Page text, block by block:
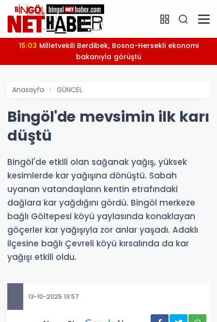
15:03
bakanıyla görüştü
Anasayfa GÜNCEL
Bingöl'de mevsimin ilk karı
düştü
Bingöl'de etkili olan sağanak yağış, yüksek
kesimlerde kar yağışına dönüştü. Sabah
uyanan vatandaşların kentin etrafındaki
dağlara kar yağdığını gördü. Bingöl merkeze
bağlı Göltepesi köyü yaylasında konaklayan
göçerler kar yağışıyla zor anlar yaşadı. Adaklı
ilçesine bağlı Çevreli köyü kırsalında da kar
yağışı etkili oldu.
13-10-2025 13:57